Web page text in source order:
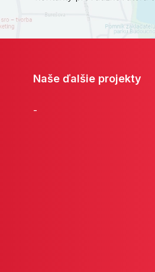
Naše ďalšie projekty
-